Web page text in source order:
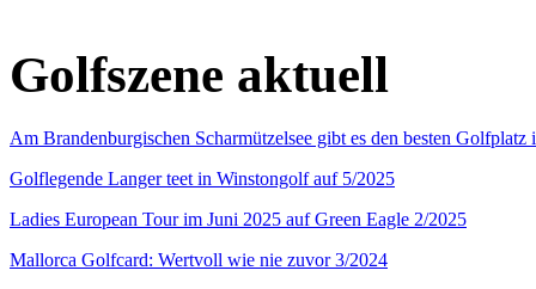
Golfszene aktuell
Am Brandenburgischen Scharmützelsee gibt es den besten
Golflegende Langer teet in Winstongolf auf 5/2025
Ladies European Tour im Juni 2025 auf Green Eagle 2/2025
Mallorca Golfcard: Wertvoll wie nie zuvor 3/2024